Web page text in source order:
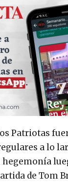
Patriotas
a lo
de Tom